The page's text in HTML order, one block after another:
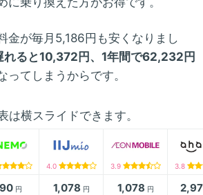
金が毎月5,186円も安くなりまし
れると10,372円、1年間で62,232円
ってしまうからです。
は横スライドできます。
4.0 3.9 3.8
円
1,078 円
1,078 円